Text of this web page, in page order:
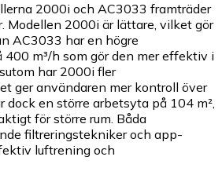
2000i och AC3033 framträder
Modellen 2000i är lättare, vilket gör
AC3033 har en högre
m³/h som gör den mer effektiv i
har 2000i fler
ger användaren mer kontroll över
dock en större arbetsyta på 104 m²,
för större rum. Båda
filtreringstekniker och app-
luftrening och